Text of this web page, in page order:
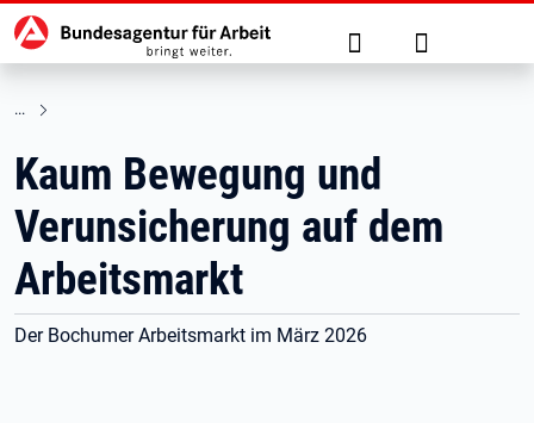
zu den Hauptinhalten springen
Hauptnavigation Suche Anmelden
Kaum Bewegung und
Verunsicherung auf dem
Arbeitsmarkt
Der Bochumer Arbeitsmarkt im März 2026